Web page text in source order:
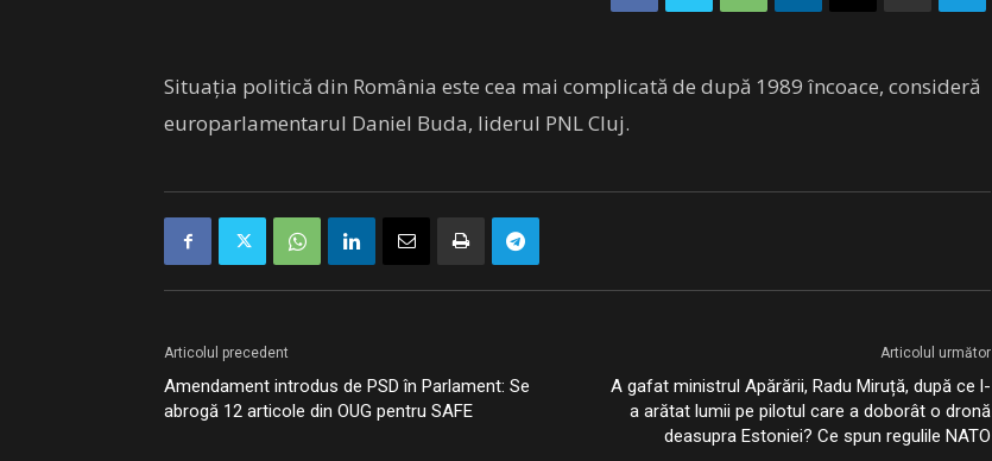
Situația politică din România este cea mai complicată de după 1989 încoace, consideră
europarlamentarul Daniel Buda, liderul PNL Cluj.
Articolul precedent
Amendament introdus de PSD în Parlament: Se
abrogă 12 articole din OUG pentru SAFE
Articolul următor
A gafat ministrul Apărării, Radu Miruță, după ce l-
a arătat lumii pe pilotul care a doborât o dronă
deasupra Estoniei? Ce spun regulile NATO